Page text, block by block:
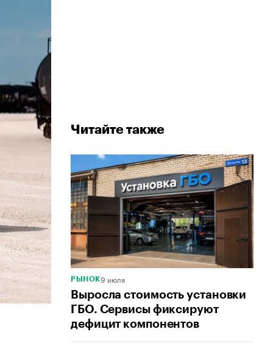
Читайте также
РЫНОК9 июля
Выросла стоимость установки
ГБО. Сервисы фиксируют
дефицит компонентов